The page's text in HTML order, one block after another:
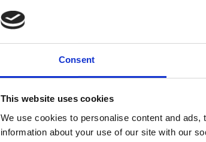
Consent
This website uses cookies
We use cookies to personalise content and
information about your use of our site with our